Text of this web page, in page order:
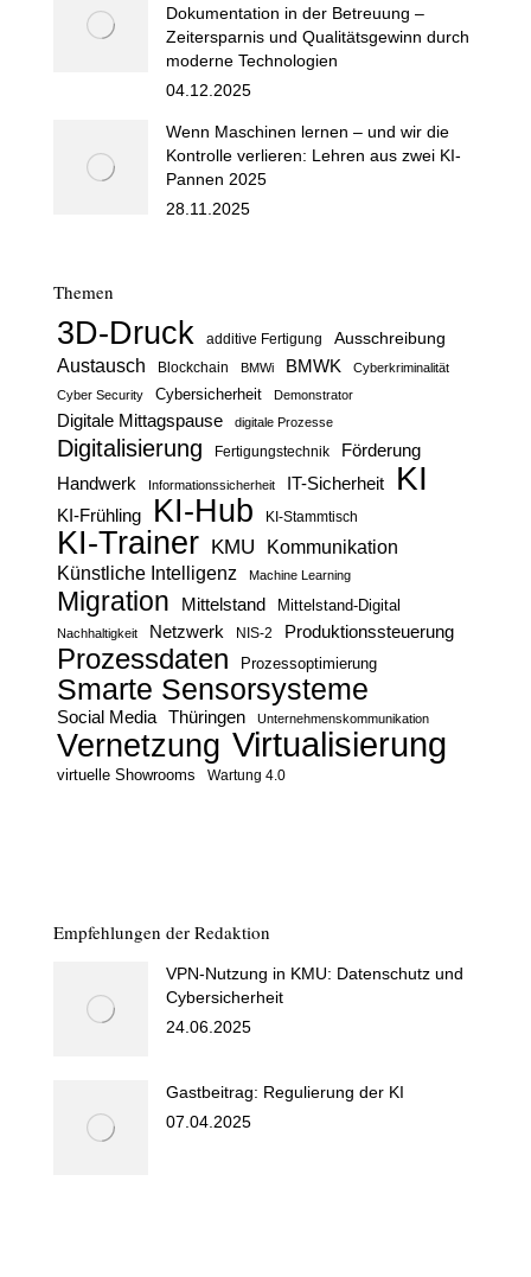
Dokumentation in der Betreuung –
Zeitersparnis und Qualitätsgewinn durch
moderne Technologien
04.12.2025
Wenn Maschinen lernen – und wir die
Kontrolle verlieren: Lehren aus zwei KI-
Pannen 2025
28.11.2025
Themen
3D-Druck additive Fertigung Ausschreibung
Austausch Blockchain BMWi BMWK
Cyberkriminalität
Cyber Security
Cybersicherheit Demonstrator
Digitale Mittagspause digitale Prozesse
Digitalisierung Fertigungstechnik Förderung
Handwerk Informationssicherheit IT-Sicherheit KI
KI-Frühling KI-Hub KI-Stammtisch
KI-Trainer KMU
Kommunikation
Künstliche Intelligenz
Machine Learning
Migration Mittelstand Mittelstand-Digital
Nachhaltigkeit Netzwerk NIS-2 Produktionssteuerung
Prozessdaten Prozessoptimierung
Smarte Sensorsysteme
Social Media Thüringen Unternehmenskommunikation
Vernetzung Virtualisierung
virtuelle Showrooms Wartung 4.0
Empfehlungen der Redaktion
VPN-Nutzung in KMU: Datenschutz und
Cybersicherheit
24.06.2025
Gastbeitrag: Regulierung der KI
07.04.2025